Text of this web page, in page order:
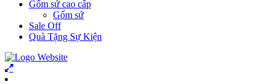
Gốm sứ cao cấp
Gốm sứ
Sale Off
Quà Tặng Sự Kiện